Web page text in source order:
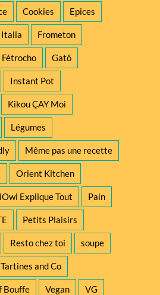
Cookies Epices
Italia Frometon
Fétrocho Gatô
Instant Pot
Kikou ÇAY Moi
Légumes
Même pas une recette
Orient Kitchen
Explique Tout Pain
Petits Plaisirs
Resto chez toi soupe
Tartines and Co
Bouffe Vegan VG